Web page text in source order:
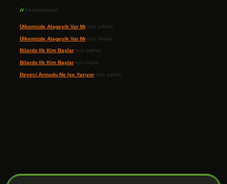
Son yorumlar
Ülkemizde Alageyik Var Mı için admin
Ülkemizde Alageyik Var Mı için Sinan
Bilardo Ilk Kim Başlariçin admin
Bilardo Ilk Kim Başlariçin Uçan
Deveci Armudu Ne Işe Yarıyoriçin admin